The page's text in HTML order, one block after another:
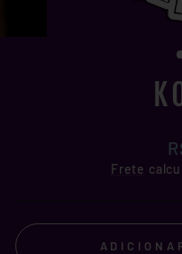
Frete